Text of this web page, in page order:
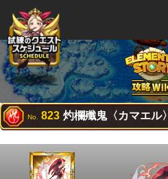
No. 823 灼欄殲鬼〈カマエル〉